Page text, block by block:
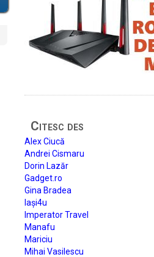
Citesc des
Alex Ciucă
Andrei Cismaru
Dorin Lazăr
Gadget.ro
Gina Bradea
Iași4u
Imperator Travel
Manafu
Mariciu
Mihai Vasilescu